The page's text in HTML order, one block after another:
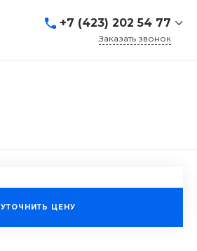
+7 (423) 202 54 77
Заказать звонок
УТОЧНИТЬ ЦЕНУ